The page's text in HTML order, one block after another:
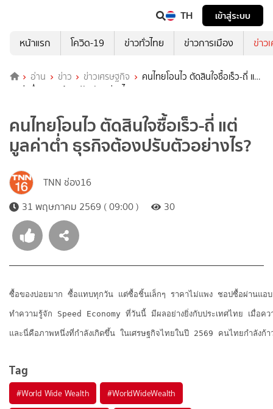
TH
เข้าสู่ระบบ
หน้าแรก
โควิด-19 ข่าวทั่วไทย ข่าวการเมือง ข่าว
อ่าน ข่าว ข่าวเศรษฐกิจ
คนไทยโอนไว ตัดสินใจซื้อเร็ว-ถี่ แต่
มูลค่าต่ำ ธุรกิจต้องปรับตัวอย่างไร?
คนไทยโอนไว ตัดสินใจซื้อเร็ว-ถี่ แต่
มูลค่าต่ำ ธุรกิจต้องปรับตัวอย่างไร?
TNN ช่อง16
31 พฤษภาคม 2569 ( 09:00 )
30
ซื้อของบ่อยมาก ซื้อแทบทุกวัน แต่ซื้อชิ้นเล็กๆ ราคาไม่แพง ชอปซื้อผ่านแอ
ทำความรู้จัก Speed Economy ที่วันนี้ มีผลอย่างยิ่งกับประเทศไทย เมื่อควา
และนี่คือภาพหนึ่งที่กำลังเกิดขึ้น ในเศรษฐกิจไทยในปี 2569 คนไทยกำลัง
Tag
#World Wide Wealth #WorldWideWealth